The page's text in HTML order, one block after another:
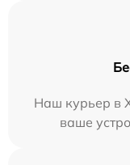
Наш курьер в
ваше